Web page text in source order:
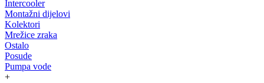
Intercooler
Montažni dijelovi
Kolektori
Mrežice zraka
Ostalo
Posude
Pumpa vode
+